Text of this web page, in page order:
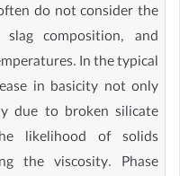
do not consider the
composition, and
In the typical
in basicity not only
due to broken silicate
likelihood of solids
the viscosity. Phase